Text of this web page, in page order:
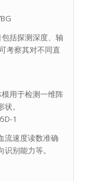
括探测深度、轴
考察其对不同直
用于检测一维阵
。
1
流速度读数准确
别能力等。